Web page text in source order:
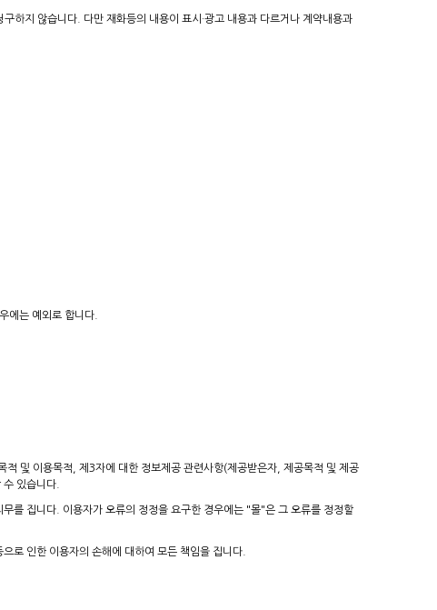
하지 않습니다. 다만 재화등의 내용이 표시·광고 내용과 다르거나 계약내용과
는 예외로 합니다.
및 이용목적, 제3자에 대한 정보제공 관련사항(제공받은자, 제공목적 및 제공
있습니다.
를 집니다. 이용자가 오류의 정정을 요구한 경우에는 "몰"은 그 오류를 정정할
로 인한 이용자의 손해에 대하여 모든 책임을 집니다.